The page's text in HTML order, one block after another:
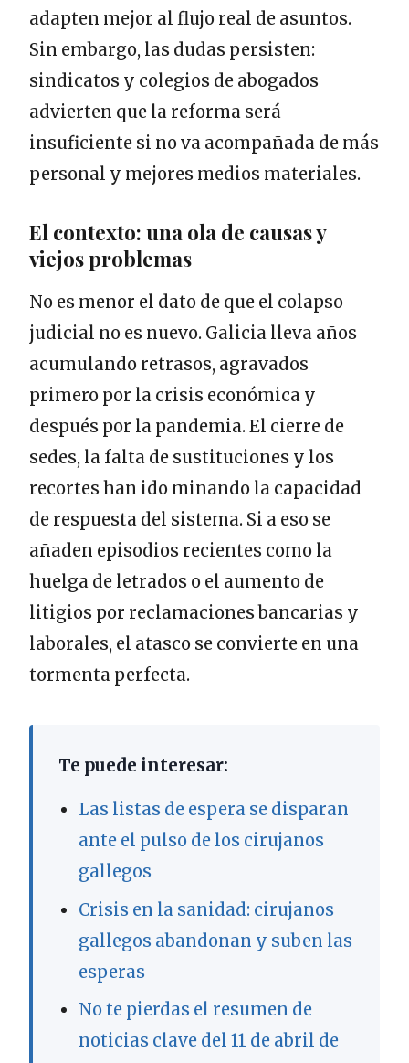
adapten mejor al flujo real de asuntos.
Sin embargo, las dudas persisten:
sindicatos y colegios de abogados
advierten que la reforma será
insuficiente si no va acompañada de más
personal y mejores medios materiales.
El contexto: una ola de causas y
viejos problemas
No es menor el dato de que el colapso
judicial no es nuevo. Galicia lleva años
acumulando retrasos, agravados
primero por la crisis económica y
después por la pandemia. El cierre de
sedes, la falta de sustituciones y los
recortes han ido minando la capacidad
de respuesta del sistema. Si a eso se
añaden episodios recientes como la
huelga de letrados o el aumento de
litigios por reclamaciones bancarias y
laborales, el atasco se convierte en una
tormenta perfecta.
Te puede interesar:
Las listas de espera se disparan
ante el pulso de los cirujanos
gallegos
Crisis en la sanidad: cirujanos
gallegos abandonan y suben las
esperas
No te pierdas el resumen de
noticias clave del 11 de abril de